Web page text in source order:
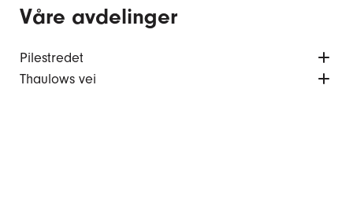
Våre avdelinger
Pilestredet
Thaulows vei